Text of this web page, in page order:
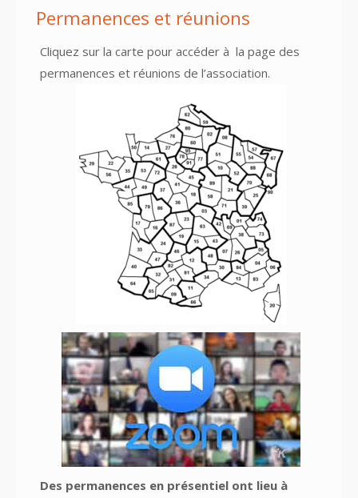
Permanences et réunions
Cliquez sur la carte pour accéder à la page des
permanences et réunions de l’association.
Des permanences en présentiel ont lieu à